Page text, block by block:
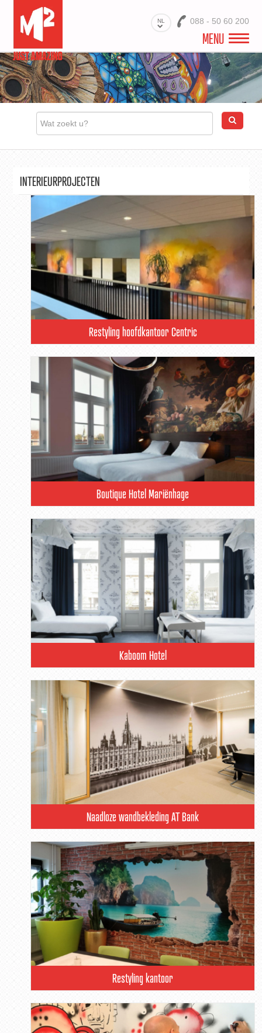
NL 088 - 50 60 200
MENU
M2 INTERIEUR
PRODUCTEN
INTERIEURPROJECTEN
INTERIEURPROJECTEN
Restyling hoofdkantoor Centric
Boutique Hotel Mariënhage
Kaboom Hotel
Naadloze wandbekleding AT Bank
Restyling kantoor